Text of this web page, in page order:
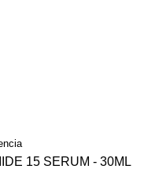
15 SERUM - 30ML